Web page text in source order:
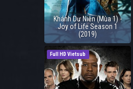
Khánh Dư Niên (Mùa 1) -
Joy of Life Season 1
(2019)
Full HD Vietsub